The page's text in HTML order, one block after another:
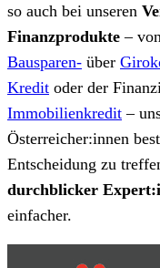
so auch bei unseren
Finanzprodukte – von
Bausparen- über
Kredit oder der
Immobilienkredit –
Österreicher:innen
Entscheidung zu
durchblicker
einfacher.